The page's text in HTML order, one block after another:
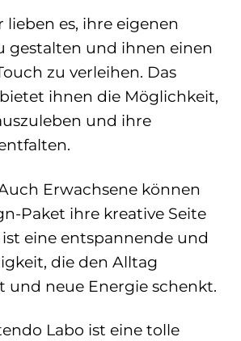
lieben es, ihre eigenen
gestalten und ihnen einen
zu verleihen. Das
ihnen die Möglichkeit,
und ihre
Erwachsene können
Paket ihre kreative Seite
eine entspannende und
die den Alltag
und neue Energie schenkt.
Labo ist eine tolle